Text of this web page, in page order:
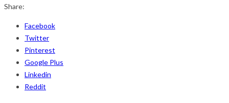
Share:
Facebook
Twitter
Pinterest
Google Plus
Linkedin
Reddit